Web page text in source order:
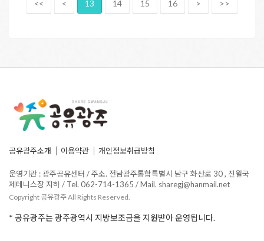
<< < 13 14 15 16 > >>
공유광주소개 이용약관 개인정보취급방침
운영기관 : 광주공유센터 / 주소. 전남광주통합특별시 남구 화산로 30 , 진월국
제테니스장 지하 / Tel. 062-714-1365 / Mail. sharegj@hanmail.net
Copyright 공유광주 All Rights Reserved.
* 공유광주는 광주광역시 지방보조금을 지원받아 운영됩니다.